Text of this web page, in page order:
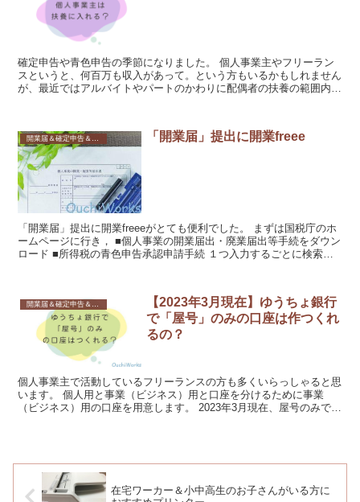
確定申告や青色申告の季節になりました。 個人事業主やフリーラン
スというと、何百万も収入があって。という方もいるかもしれません
が、最近ではアルバイトやパートのかわりに配偶者の扶養の範囲内で
「開業届」提出に開業freee
「開業届」提出に開業freeeがとても便利でした。 まずは国税庁のホ
ームページに行き， ■個人事業の開業届出・廃業届出等手続をダウン
ロード ■所得税の青色申告承認申請手続 １つ入力するごとに検索し
開業届＆確定申告＆書類関係
【2023年3月現在】ゆうちょ銀行
で「屋号」のみの口座は作つくれ
るの？
個人事業主で活動しているフリーランスの方も多くいらっしゃると思
います。 個人用と事業（ビジネス）用と口座を分けるために事業
（ビジネス）用の口座を用意します。 2023年3月現在、屋号のみで口
在宅ワーカー＆小中高生のお子さんがいる方に